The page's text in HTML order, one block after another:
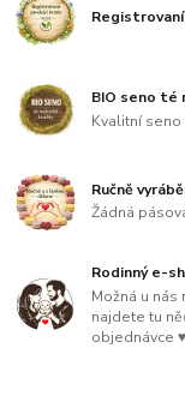
BIO seno té
Kvalitní seno
Ručně
Žádná
Rodinný e-
Možná u
najdete tu
objednávce ♥